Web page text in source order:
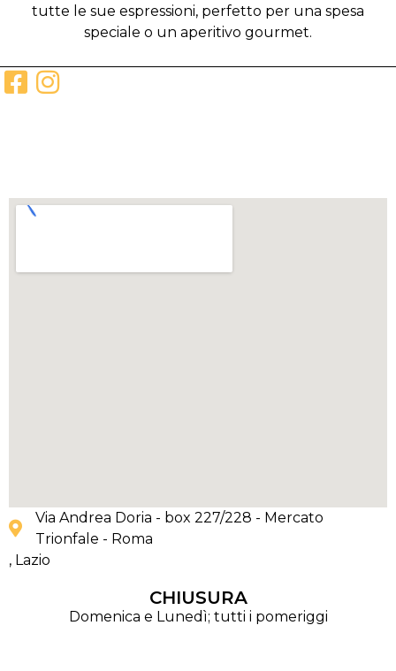
tutte le sue espressioni, perfetto per una spesa
speciale o un aperitivo gourmet.
Via Andrea Doria - box 227/228 - Mercato
Trionfale - Roma
, Lazio
CHIUSURA
Domenica e Lunedì; tutti i pomeriggi